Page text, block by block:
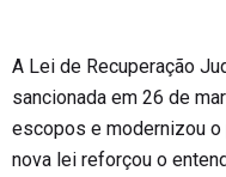
A Lei de Recuperação
sancionada em 26 de
escopos e modernizou
nova lei reforçou o